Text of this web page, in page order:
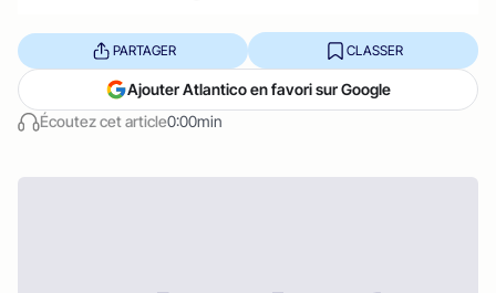
Écoutez cet article0:00min
PARTAGER CLASSER
Ajouter Atlantico en favori sur Google